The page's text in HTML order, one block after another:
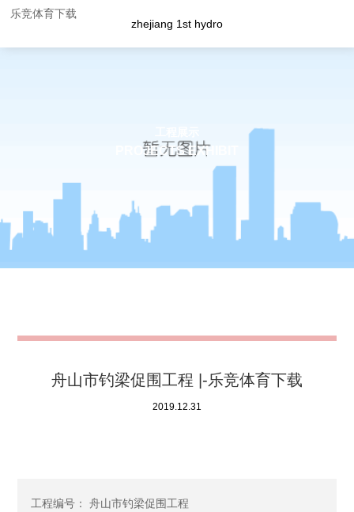
乐竞体育下载
zhejiang 1st hydro
PROJECTS EXHIBIT
舟山市钓梁促围工程 |-乐竞体育下载
2019.12.31
工程编号： 舟山市钓梁促围工程